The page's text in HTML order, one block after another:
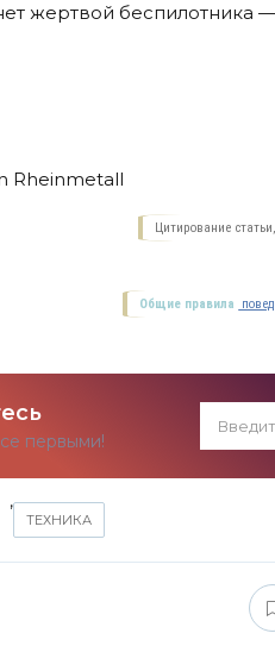
жертвой беспилотника
Rheinmetall
Цитирование
Общие правила
первыми!
,
ТЕХНИКА